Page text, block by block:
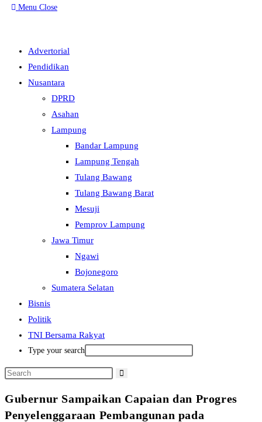
Menu Close
Advertorial
Pendidikan
Nusantara
DPRD
Asahan
Lampung
Bandar Lampung
Lampung Tengah
Tulang Bawang
Tulang Bawang Barat
Mesuji
Pemprov Lampung
Jawa Timur
Ngawi
Bojonegoro
Sumatera Selatan
Bisnis
Politik
TNI Bersama Rakyat
Type your search
Gubernur Sampaikan Capaian dan Progres
Penyelenggaraan Pembangunan pada